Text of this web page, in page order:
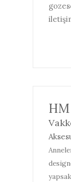
HM
yapsak